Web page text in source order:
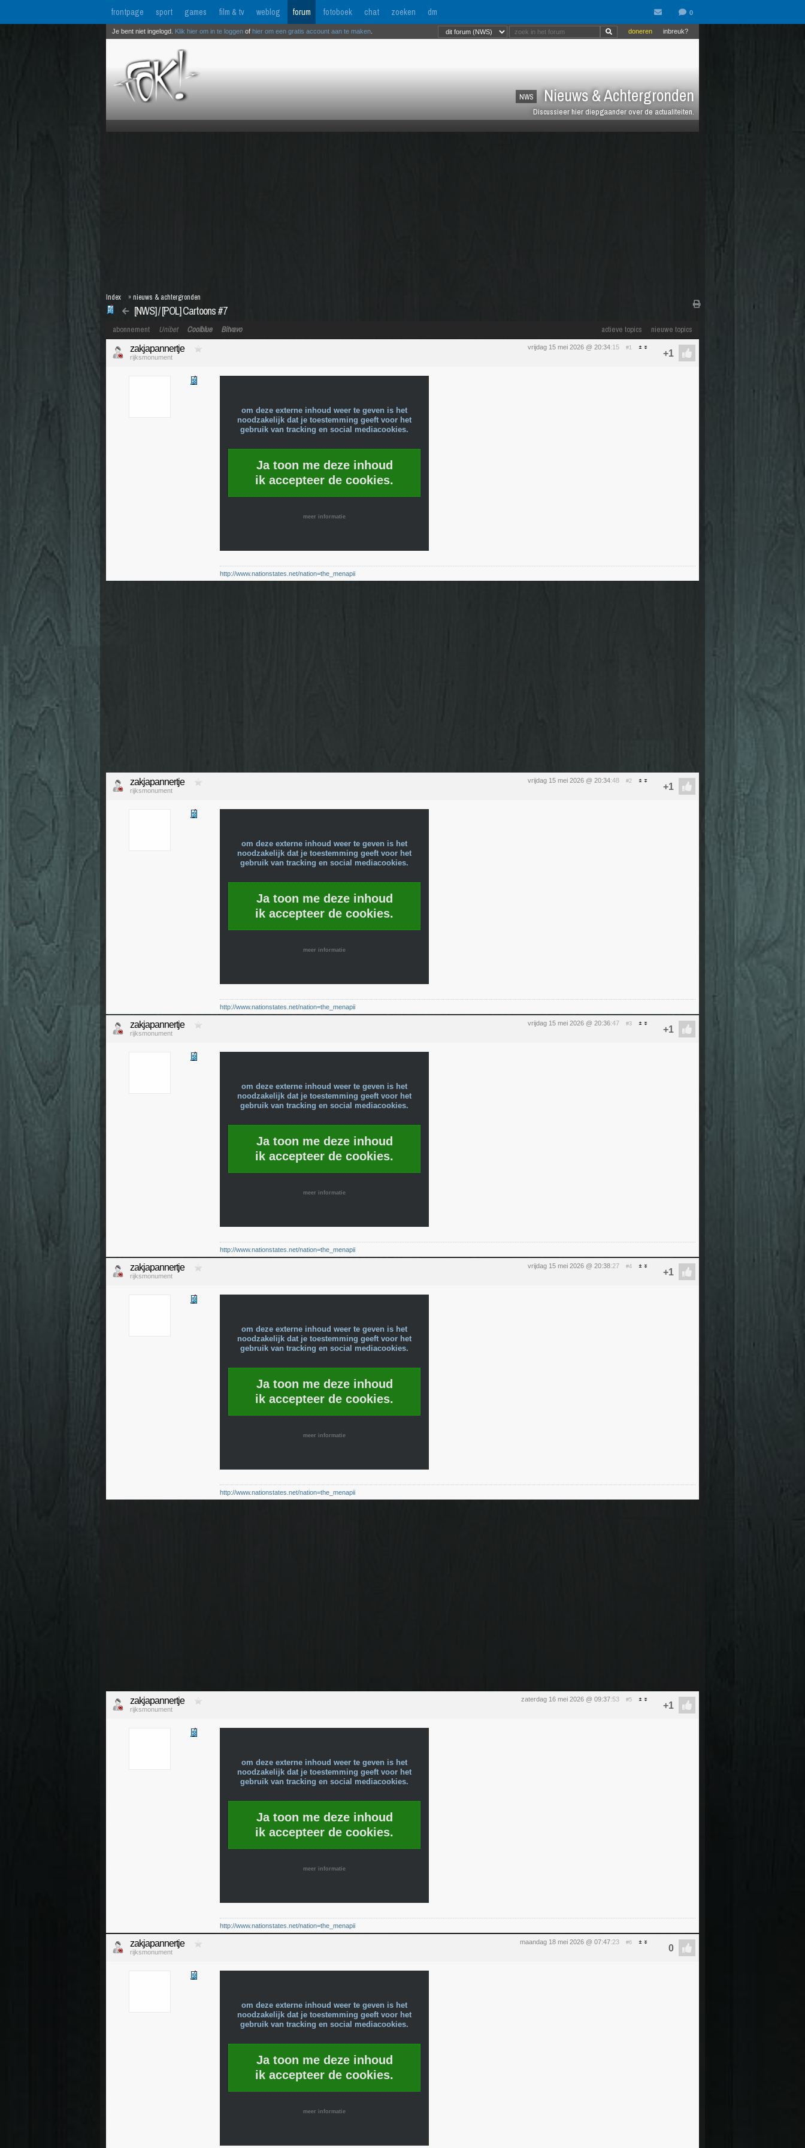
frontpage sport games film & tv weblog forum fotoboek chat zoeken dm
NWS Nieuws & Achtergronden
Discussieer hier diepgaander over de actualiteiten.
inbreuk?
doneren
Je bent niet ingelogd. Klik hier om in te loggen of hier om een gratis account aan te maken
[NWS] / [POL] Cartoons #7
Index » nieuws & achtergronden
actieve topics nieuwe topics
abonnement Unibet Coolblue Bitvavo
vrijdag 15 mei 2026 @ 20:34:15 #1
zakjapannertje
rijksmonument
om deze externe inhoud weer te geven is het
noodzakelijk dat je toestemming geeft voor het
gebruik van tracking en social mediacookies.
Ja toon me deze inhoud
ik accepteer de cookies.
meer informatie
http://www.nationstates.net/nation=the_menapii
vrijdag 15 mei 2026 @ 20:34:48 #2
zakjapannertje
rijksmonument
om deze externe inhoud weer te geven is het
noodzakelijk dat je toestemming geeft voor het
gebruik van tracking en social mediacookies.
Ja toon me deze inhoud
ik accepteer de cookies.
meer informatie
http://www.nationstates.net/nation=the_menapii
vrijdag 15 mei 2026 @ 20:36:47 #3
zakjapannertje
rijksmonument
om deze externe inhoud weer te geven is het
noodzakelijk dat je toestemming geeft voor het
gebruik van tracking en social mediacookies.
Ja toon me deze inhoud
ik accepteer de cookies.
meer informatie
http://www.nationstates.net/nation=the_menapii
vrijdag 15 mei 2026 @ 20:38:27 #4
zakjapannertje
rijksmonument
om deze externe inhoud weer te geven is het
noodzakelijk dat je toestemming geeft voor het
gebruik van tracking en social mediacookies.
Ja toon me deze inhoud
ik accepteer de cookies.
meer informatie
http://www.nationstates.net/nation=the_menapii
zaterdag 16 mei 2026 @ 09:37:53 #5
zakjapannertje
rijksmonument
om deze externe inhoud weer te geven is het
noodzakelijk dat je toestemming geeft voor het
gebruik van tracking en social mediacookies.
Ja toon me deze inhoud
ik accepteer de cookies.
meer informatie
http://www.nationstates.net/nation=the_menapii
maandag 18 mei 2026 @ 07:47:23 #6
zakjapannertje
rijksmonument
om deze externe inhoud weer te geven is het
noodzakelijk dat je toestemming geeft voor het
gebruik van tracking en social mediacookies.
Ja toon me deze inhoud
ik accepteer de cookies.
meer informatie